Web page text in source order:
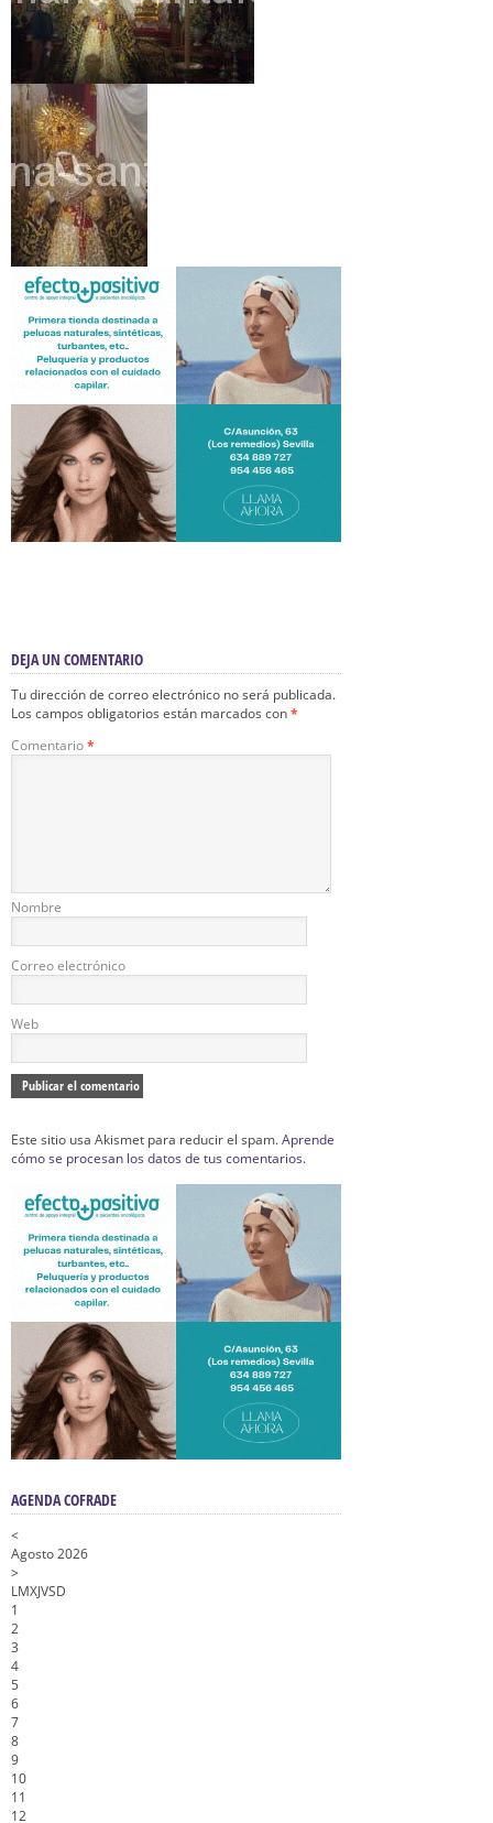
DEJA UN COMENTARIO
Tu dirección de correo electrónico no será publicada.
Los campos obligatorios están marcados con*
Comentario*
Nombre
Correo electrónico
Web
Este sitio usa Akismet para reducir el spam.Aprende
cómo se procesan los datos de tus comentarios.
AGENDA COFRADE
<
Agosto 2026
>
LMXJVSD
1
2
3
4
5
6
7
8
9
10
11
12